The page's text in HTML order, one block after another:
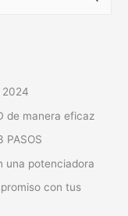
2024
de manera eficaz
PASOS
una potenciadora
con tus